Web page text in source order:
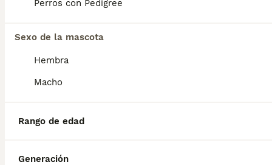
Perros con Pedigree
Sexo de la mascota
Hembra
Macho
Rango de edad
Generación
Terrier Alemán de Caza
3 meses 1
Precio